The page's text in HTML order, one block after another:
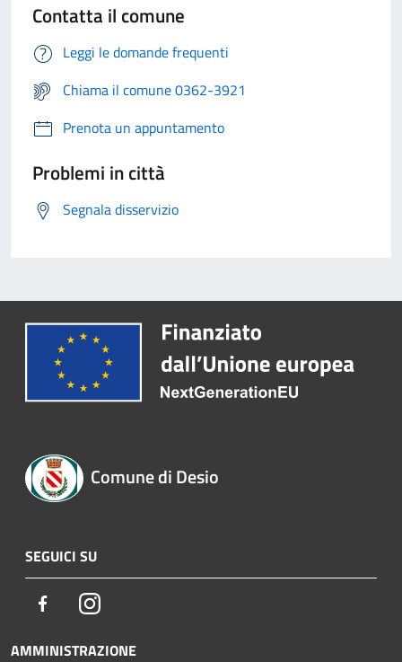
Contatta il comune
Leggi le domande frequenti
Chiama il comune 0362-3921
Prenota un appuntamento
Problemi in città
Segnala disservizio
Comune di Desio
SEGUICI SU
FacebookInstagram
AMMINISTRAZIONE